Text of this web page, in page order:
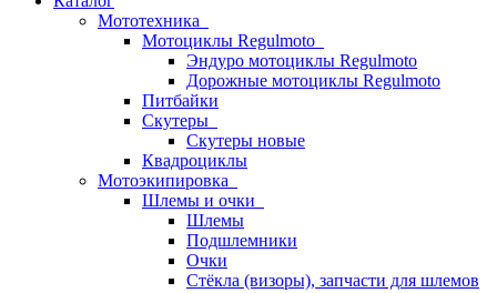
Мототехника
Мотоциклы Regulmoto
Эндуро мотоциклы Regulmoto
Дорожные мотоциклы Regulmoto
Питбайки
Скутеры
Скутеры новые
Квадроциклы
Мотоэкипировка
Шлемы и очки
Шлемы
Подшлемники
Очки
Стёкла (визоры), запчасти для шлемов